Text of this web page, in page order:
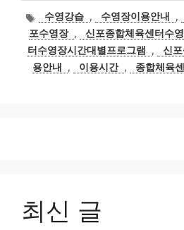
태
그
수영강습 , 수영장이용안내 ,
포수영장 , 신포종합체육센터수
터수영장시간대별프로그램
,
신
용안내
, 이용시간 , 종합체육
최신 글